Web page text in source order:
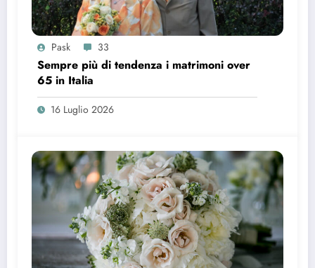
Pask 33
Sempre più di tendenza i matrimoni over
65 in Italia
16 Luglio 2026